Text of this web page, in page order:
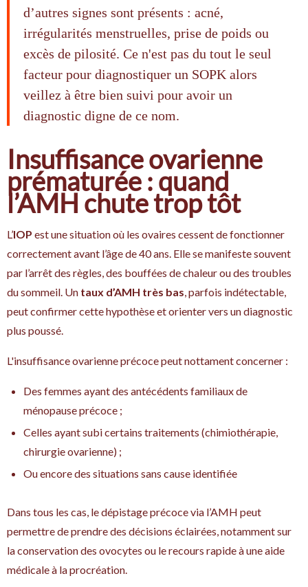
d’autres signes sont présents : acné,
irrégularités menstruelles, prise de poids ou
excès de pilosité. Ce n'est pas du tout le seul
facteur pour diagnostiquer un SOPK alors
veillez à être bien suivi pour avoir un
diagnostic digne de ce nom.
Insuffisance ovarienne
prématurée : quand
l’AMH chute trop tôt
L’IOP est une situation où les ovaires cessent de fonctionner
correctement avant l’âge de 40 ans. Elle se manifeste souvent
par l’arrêt des règles, des bouffées de chaleur ou des troubles
du sommeil. Un taux d’AMH très bas, parfois indétectable,
peut confirmer cette hypothèse et orienter vers un diagnostic
plus poussé.
L'insuffisance ovarienne précoce peut nottament concerner :
Des femmes ayant des antécédents familiaux de
ménopause précoce ;
Celles ayant subi certains traitements (chimiothérapie,
chirurgie ovarienne) ;
Ou encore des situations sans cause identifiée
Dans tous les cas, le dépistage précoce via l’AMH peut
permettre de prendre des décisions éclairées, notamment sur
la conservation des ovocytes ou le recours rapide à une aide
médicale à la procréation.